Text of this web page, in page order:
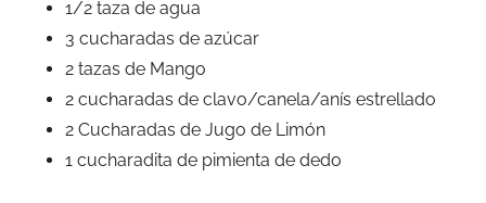
1/2 taza de agua
3 cucharadas de azúcar
2 tazas de Mango
2 cucharadas de clavo/canela/anís estrellado
2 Cucharadas de Jugo de Limón
1 cucharadita de pimienta de dedo